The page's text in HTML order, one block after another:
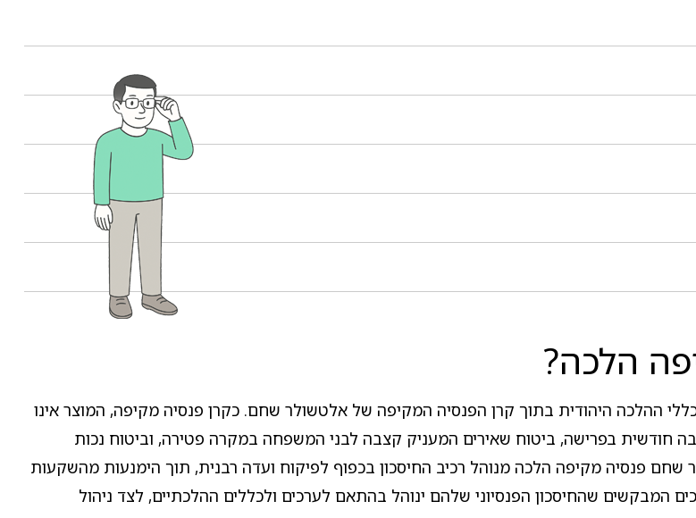
הלכה?
ההלכה היהודית בתוך קרן הפנסיה המקיפה של אלטשולר שחם. כקרן פנסיה מקיפה, המוצר אינו
חודשית בפרישה, ביטוח שאירים המעניק קצבה לבני המשפחה במקרה פטירה, וביטוח נכות
פנסיה מקיפה הלכה מנוהל רכיב החיסכון בכפוף לפיקוח ועדה רבנית, תוך הימנעות מהשקעות
המבקשים שהחיסכון הפנסיוני שלהם ינוהל בהתאם לערכים ולכללים ההלכתיים, לצד ניהול